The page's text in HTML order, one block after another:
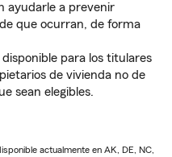
ayudarle a prevenir
que ocurran, de forma
para los titulares
de vivienda no de
sean elegibles.
actualmente en AK, DE, NC,